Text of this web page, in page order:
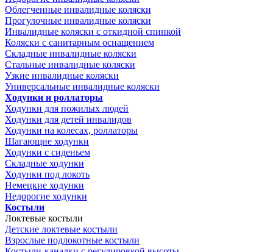
Облегченные инвалидные коляски
Прогулочные инвалидные коляски
Инвалидные коляски с откидной спинкой
Коляски с санитарным оснащением
Складные инвалидные коляски
Стальные инвалидные коляски
Узкие инвалидные коляски
Универсальные инвалидные коляски
Ходунки и роллаторы
Ходунки для пожилых людей
Ходунки для детей инвалидов
Ходунки на колесах, роллаторы
Шагающие ходунки
Ходунки с сиденьем
Складные ходунки
Ходунки под локоть
Немецкие ходунки
Недорогие ходунки
Костыли
Локтевые костыли
Детские локтевые костыли
Взрослые подлокотные костыли